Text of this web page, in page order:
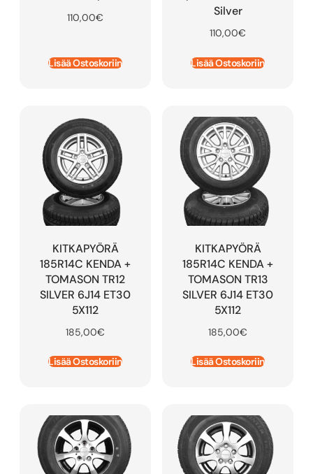
110,00€
Lisää Ostoskoriin
Silver
110,00€
Lisää Ostoskoriin
KITKAPYÖRÄ
185R14C KENDA +
TOMASON TR12
SILVER 6J14 ET30
5X112
185,00€
Lisää Ostoskoriin
KITKAPYÖRÄ
185R14C KENDA +
TOMASON TR13
SILVER 6J14 ET30
5X112
185,00€
Lisää Ostoskoriin